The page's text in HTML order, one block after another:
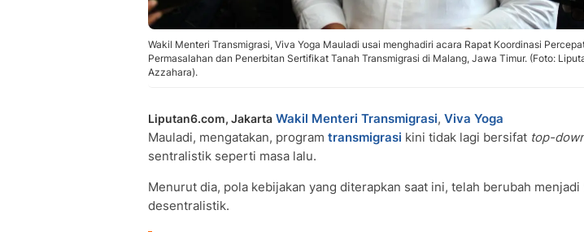
Wakil Menteri Transmigrasi, Viva Yoga Mauladi usai menghadiri acara Rapat Koordinasi
Permasalahan dan Penerbitan Sertifikat Tanah Transmigrasi di Malang, Jawa Timur. (Foto:
Azzahara).
Liputan6.com, Jakarta Wakil Menteri Transmigrasi, Viva Yoga
Mauladi, mengatakan, program transmigrasi kini tidak lagi bersifat top-
sentralistik seperti masa lalu.
Menurut dia, pola kebijakan yang diterapkan saat ini, telah berubah menjadi
desentralistik.